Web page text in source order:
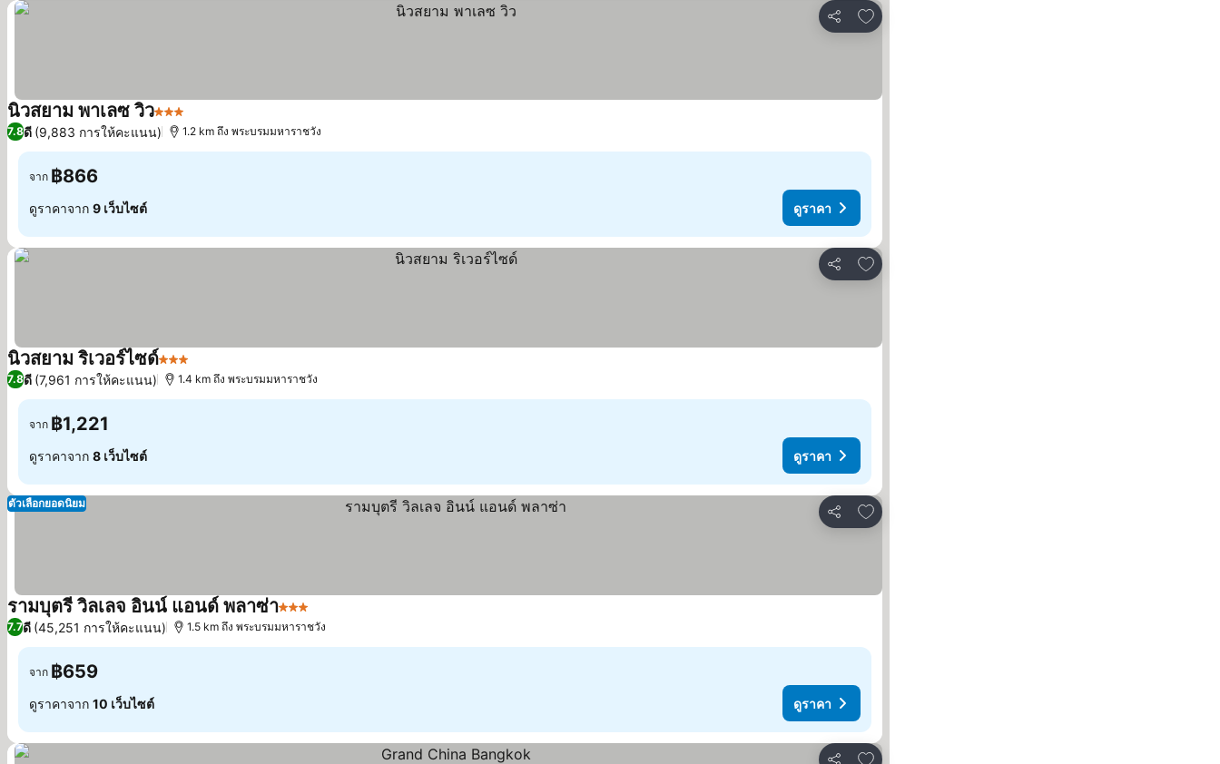
แชร์
เพิ่มในรายการโปรด
นิวสยาม พาเลซ วิว3 ดาว
7.8ดี (9,883 การให้คะแนน) 1.2 km ถึง พระบรมมหาราชวัง
จาก ฿866
ดูราคาจาก 9 เว็บไซต์ ดูราคา
แชร์
เพิ่มในรายการโปรด
นิวสยาม ริเวอร์ไซด์3 ดาว
7.8ดี (7,961 การให้คะแนน) 1.4 km ถึง พระบรมมหาราชวัง
จาก ฿1,221
ดูราคาจาก 8 เว็บไซต์ ดูราคา
แชร์
เพิ่มในรายการโปรด
ตัวเลือกยอดนิยม
รามบุตรี วิลเลจ อินน์ แอนด์ พลาซ่า3 ดาว
7.7ดี (45,251 การให้คะแนน) 1.5 km ถึง พระบรมมหาราชวัง
จาก ฿659
ดูราคาจาก 10 เว็บไซต์ ดูราคา
เพิ่มในรายการโปรด